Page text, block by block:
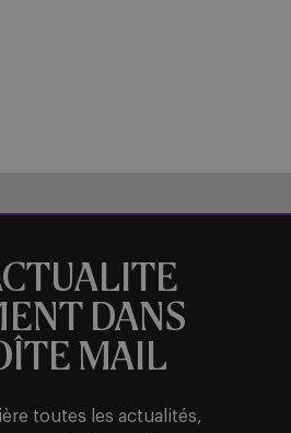
DANS
MAIL
toutes les actualités,